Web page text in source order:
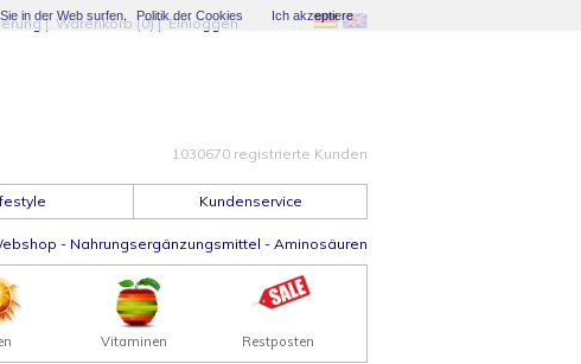
| Warenkorb (0)|Einloggen
1030670 registrierte Kunden
Kundenservice
- Nahrungsergänzungsmittel - Aminosäuren
Vitaminen Restposten
in der Web surfen. Politik der Cookies Ich akzeptiere